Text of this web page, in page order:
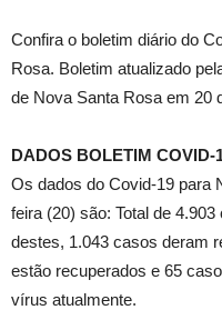
Confira o boletim diário do
Rosa. Boletim atualizado
de Nova Santa Rosa em 20
DADOS BOLETIM COVID-
Os dados do Covid-19 para
feira (20) são: Total de
destes, 1.043 casos deram
estão recuperados e 65
vírus atualmente.